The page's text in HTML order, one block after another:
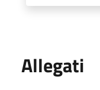
Allegati